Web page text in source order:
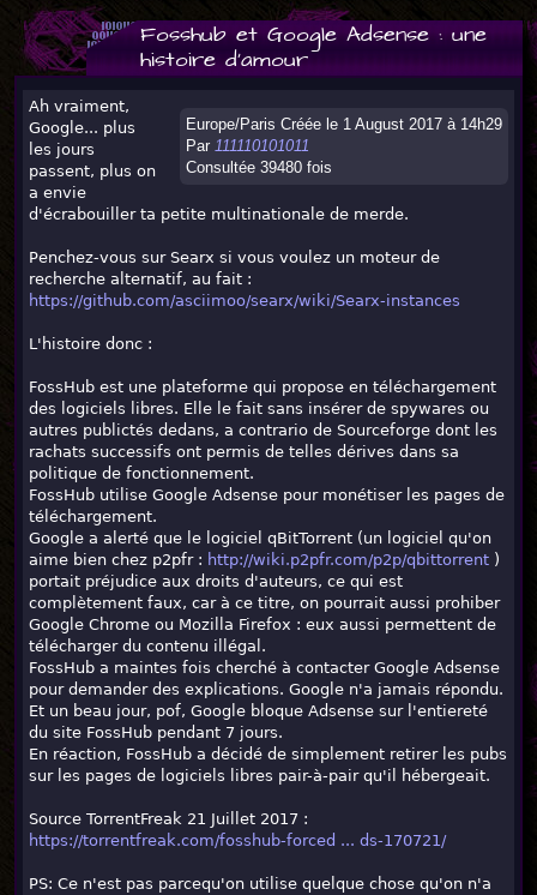
Fosshub et Google Adsense : une
histoire d'amour
Europe/Paris Créée le 1 August 2017 à 14h29
Par 111110101011
Consultée 39480 fois
Ah vraiment,
Google... plus
les jours
passent, plus on
a envie
d'écrabouiller ta petite multinationale de merde.
Penchez-vous sur Searx si vous voulez un moteur de
recherche alternatif, au fait :
https://github.com/asciimoo/searx/wiki/Searx-instances
L'histoire donc :
FossHub est une plateforme qui propose en téléchargement
des logiciels libres. Elle le fait sans insérer de spywares ou
autres publictés dedans, a contrario de Sourceforge dont les
rachats successifs ont permis de telles dérives dans sa
politique de fonctionnement.
FossHub utilise Google Adsense pour monétiser les pages de
téléchargement.
Google a alerté que le logiciel qBitTorrent (un logiciel qu'on
aime bien chez p2pfr : http://wiki.p2pfr.com/p2p/qbittorrent )
portait préjudice aux droits d'auteurs, ce qui est
complètement faux, car à ce titre, on pourrait aussi prohiber
Google Chrome ou Mozilla Firefox : eux aussi permettent de
télécharger du contenu illégal.
FossHub a maintes fois cherché à contacter Google Adsense
pour demander des explications. Google n'a jamais répondu.
Et un beau jour, pof, Google bloque Adsense sur l'entiereté
du site FossHub pendant 7 jours.
En réaction, FossHub a décidé de simplement retirer les pubs
sur les pages de logiciels libres pair-à-pair qu'il hébergeait.
Source TorrentFreak 21 Juillet 2017 :
https://torrentfreak.com/fosshub-forced ... ds-170721/
PS: Ce n'est pas parcequ'on utilise quelque chose qu'on n'a